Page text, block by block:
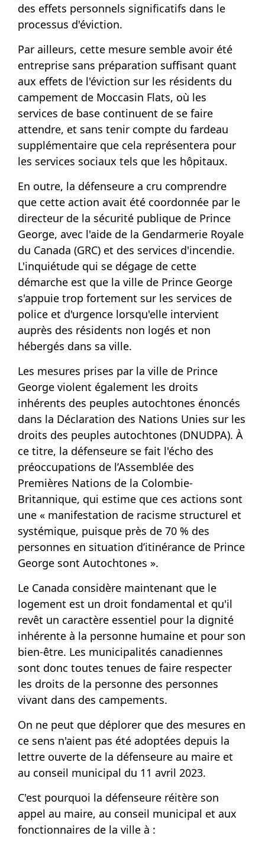
des effets personnels significatifs dans le
processus d'éviction.
Par ailleurs, cette mesure semble avoir été
entreprise sans préparation suffisant quant
aux effets de l'éviction sur les résidents du
campement de Moccasin Flats, où les
services de base continuent de se faire
attendre, et sans tenir compte du fardeau
supplémentaire que cela représentera pour
les services sociaux tels que les hôpitaux.
En outre, la défenseure a cru comprendre
que cette action avait été coordonnée par le
directeur de la sécurité publique de Prince
George, avec l'aide de la Gendarmerie Royale
du Canada (GRC) et des services d'incendie.
L'inquiétude qui se dégage de cette
démarche est que la ville de Prince George
s'appuie trop fortement sur les services de
police et d'urgence lorsqu'elle intervient
auprès des résidents non logés et non
hébergés dans sa ville.
Les mesures prises par la ville de Prince
George violent également les droits
inhérents des peuples autochtones énoncés
dans la Déclaration des Nations Unies sur les
droits des peuples autochtones (DNUDPA). À
ce titre, la défenseure se fait l'écho des
préoccupations de l’Assemblée des
Premières Nations de la Colombie-
Britannique, qui estime que ces actions sont
une « manifestation de racisme structurel et
systémique, puisque près de 70 % des
personnes en situation d’itinérance de Prince
George sont Autochtones ».
Le Canada considère maintenant que le
logement est un droit fondamental et qu'il
revêt un caractère essentiel pour la dignité
inhérente à la personne humaine et pour son
bien-être. Les municipalités canadiennes
sont donc toutes tenues de faire respecter
les droits de la personne des personnes
vivant dans des campements.
On ne peut que déplorer que des mesures en
ce sens n'aient pas été adoptées depuis la
lettre ouverte de la défenseure au maire et
au conseil municipal du 11 avril 2023.
C'est pourquoi la défenseure réitère son
appel au maire, au conseil municipal et aux
fonctionnaires de la ville à :